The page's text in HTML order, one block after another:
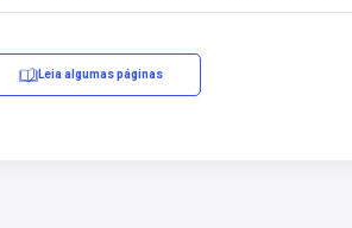
Leia algumas páginas